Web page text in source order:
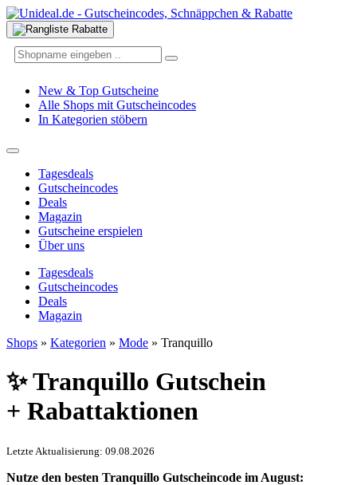
New & Top Gutscheine
Alle Shops mit Gutscheincodes
In Kategorien stöbern
Tagesdeals
Gutscheincodes
Deals
Magazin
Gutscheine erspielen
Über uns
Tagesdeals
Gutscheincodes
Deals
Magazin
Shops » Kategorien » Mode » Tranquillo
✨ Tranquillo Gutschein
+ Rabattaktionen
Letzte Aktualisierung: 09.08.2026
Nutze den besten Tranquillo Gutscheincode im August: